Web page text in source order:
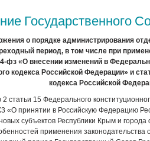
Государственного
о порядке администрирования
период, в том числе при
фз «О внесении изменений в
кодекса Российской Федерации» и
кодекса Российской
2 статьи 15 Федерального
«О принятии в Российскую Федерацию
субъектов Республики Крым и
применения законодательства